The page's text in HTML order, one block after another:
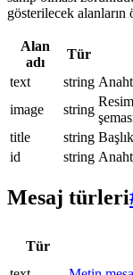
gösterilecek
Alan
adı
Tür
text
string
image
string
title
string
id
string
Mesaj türleri
Tür